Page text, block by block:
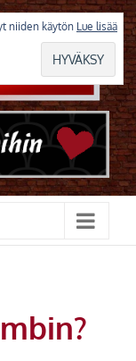
niiden käytön Lue lisää